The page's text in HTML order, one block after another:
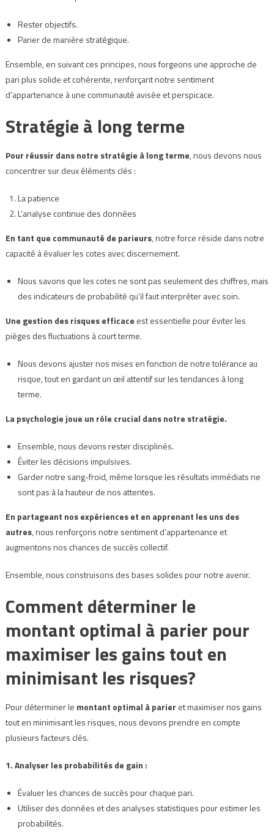
Rester objectifs.
Parier de manière stratégique.
Ensemble, en suivant ces principes, nous forgeons une approche de
pari plus solide et cohérente, renforçant notre sentiment
d’appartenance à une communauté avisée et perspicace.
Stratégie à long terme
Pour réussir dans notre stratégie à long terme, nous devons nous
concentrer sur deux éléments clés :
La patience
L’analyse continue des données
En tant que communauté de parieurs, notre force réside dans notre
capacité à évaluer les cotes avec discernement.
Nous savons que les cotes ne sont pas seulement des chiffres, mais
des indicateurs de probabilité qu’il faut interpréter avec soin.
Une gestion des risques efficace est essentielle pour éviter les
pièges des fluctuations à court terme.
Nous devons ajuster nos mises en fonction de notre tolérance au
risque, tout en gardant un œil attentif sur les tendances à long
terme.
La psychologie joue un rôle crucial dans notre stratégie.
Ensemble, nous devons rester disciplinés.
Éviter les décisions impulsives.
Garder notre sang-froid, même lorsque les résultats immédiats ne
sont pas à la hauteur de nos attentes.
En partageant nos expériences et en apprenant les uns des
autres, nous renforçons notre sentiment d’appartenance et
augmentons nos chances de succès collectif.
Ensemble, nous construisons des bases solides pour notre avenir.
Comment déterminer le
montant optimal à parier pour
maximiser les gains tout en
minimisant les risques?
Pour déterminer le montant optimal à parier et maximiser nos gains
tout en minimisant les risques, nous devons prendre en compte
plusieurs facteurs clés.
1. Analyser les probabilités de gain :
Évaluer les chances de succès pour chaque pari.
Utiliser des données et des analyses statistiques pour estimer les
probabilités.